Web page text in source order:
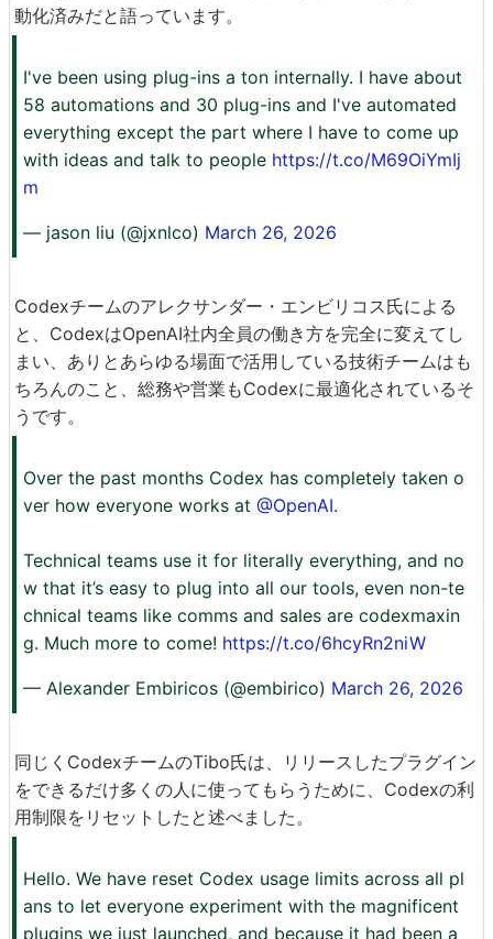
動化済みだと語っています。
I've been using plug-ins a ton internally. I have about
58 automations and 30 plug-ins and I've automated
everything except the part where I have to come up
with ideas and talk to people https://t.co/M69OiYmIj
m
— jason liu (@jxnlco) March 26, 2026
Codexチームのアレクサンダー・エンビリコス氏による
と、CodexはOpenAI社内全員の働き方を完全に変えてし
まい、ありとあらゆる場面で活用している技術チームはも
ちろんのこと、総務や営業もCodexに最適化されているそ
うです。
Over the past months Codex has completely taken o
ver how everyone works at @OpenAI.
Technical teams use it for literally everything, and no
w that it’s easy to plug into all our tools, even non-te
chnical teams like comms and sales are codexmaxin
g. Much more to come! https://t.co/6hcyRn2niW
— Alexander Embiricos (@embirico) March 26, 2026
同じくCodexチームのTibo氏は、リリースしたプラグイン
をできるだけ多くの人に使ってもらうために、Codexの利
用制限をリセットしたと述べました。
Hello. We have reset Codex usage limits across all pl
ans to let everyone experiment with the magnificent
plugins we just launched, and because it had been a